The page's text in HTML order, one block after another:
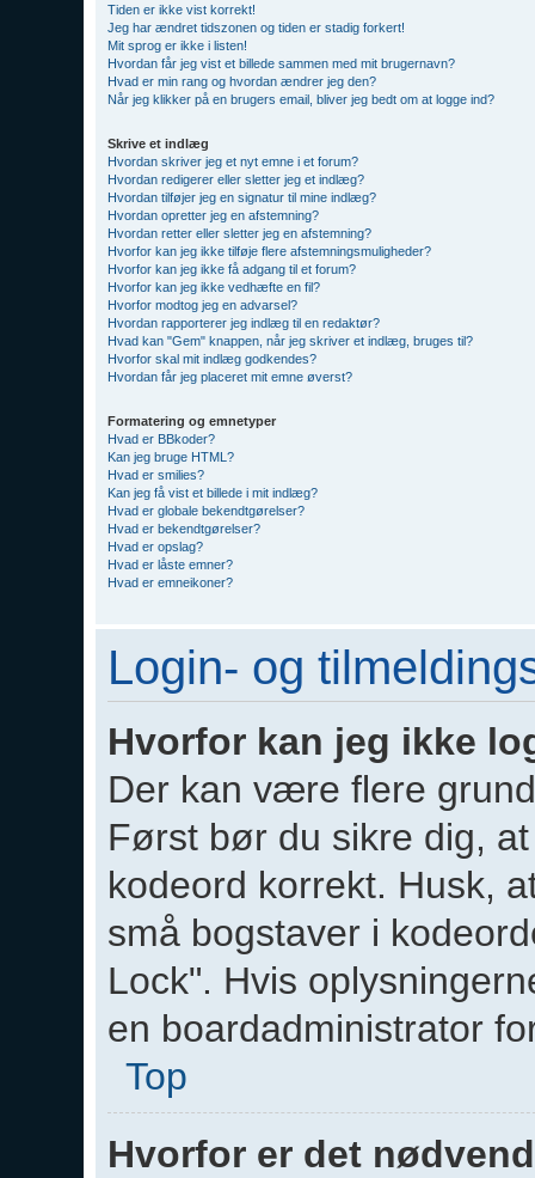
Tiden er ikke vist korrekt!
Jeg har ændret tidszonen og tiden er stadig forkert!
Mit sprog er ikke i listen!
Hvordan får jeg vist et billede sammen med mit brugernavn?
Hvad er min rang og hvordan ændrer jeg den?
Når jeg klikker på en brugers email, bliver jeg bedt om at logge ind?
Skrive et indlæg
Hvordan skriver jeg et nyt emne i et forum?
Hvordan redigerer eller sletter jeg et indlæg?
Hvordan tilføjer jeg en signatur til mine indlæg?
Hvordan opretter jeg en afstemning?
Hvordan retter eller sletter jeg en afstemning?
Hvorfor kan jeg ikke tilføje flere afstemningsmuligheder?
Hvorfor kan jeg ikke få adgang til et forum?
Hvorfor kan jeg ikke vedhæfte en fil?
Hvorfor modtog jeg en advarsel?
Hvordan rapporterer jeg indlæg til en redaktør?
Hvad kan "Gem" knappen, når jeg skriver et indlæg, bruges til?
Hvorfor skal mit indlæg godkendes?
Hvordan får jeg placeret mit emne øverst?
Formatering og emnetyper
Hvad er BBkoder?
Kan jeg bruge HTML?
Hvad er smilies?
Kan jeg få vist et billede i mit indlæg?
Hvad er globale bekendtgørelser?
Hvad er bekendtgørelser?
Hvad er opslag?
Hvad er låste emner?
Hvad er emneikoner?
Login- og
Hvorfor kan jeg ikke
Der kan være flere
Først bør du sikre dig,
kodeord korrekt. Husk,
små bogstaver i
Lock". Hvis
en boardadministrator
Top
Hvorfor er det